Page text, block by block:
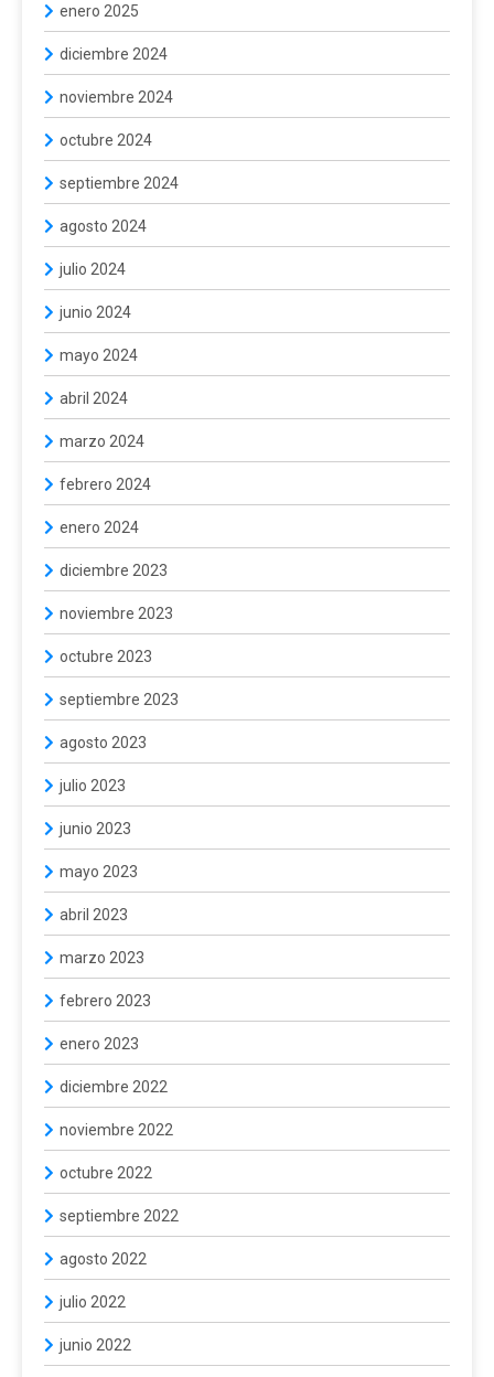
enero 2025
diciembre 2024
noviembre 2024
octubre 2024
septiembre 2024
agosto 2024
julio 2024
junio 2024
mayo 2024
abril 2024
marzo 2024
febrero 2024
enero 2024
diciembre 2023
noviembre 2023
octubre 2023
septiembre 2023
agosto 2023
julio 2023
junio 2023
mayo 2023
abril 2023
marzo 2023
febrero 2023
enero 2023
diciembre 2022
noviembre 2022
octubre 2022
septiembre 2022
agosto 2022
julio 2022
junio 2022